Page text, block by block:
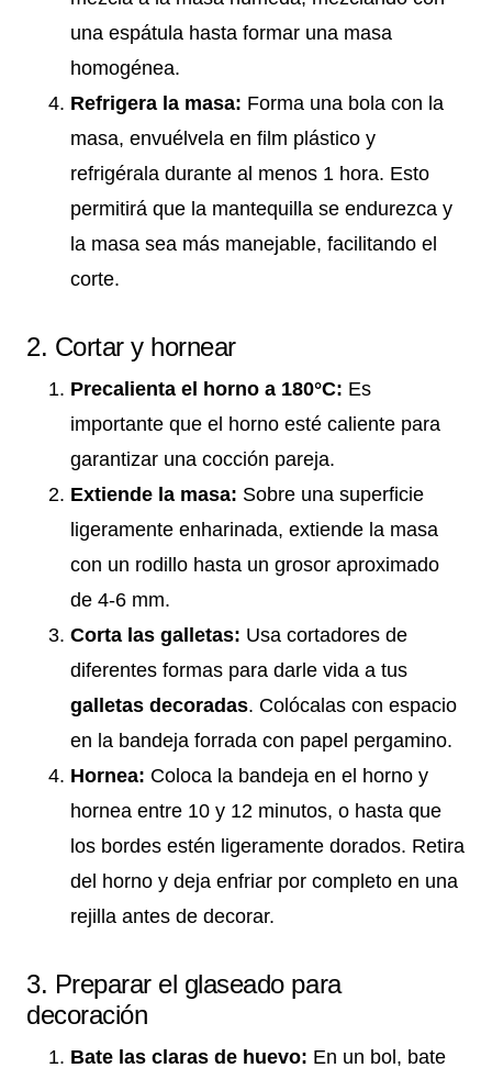
una espátula hasta formar una masa
homogénea.
Refrigera la masa: Forma una bola con la
masa, envuélvela en film plástico y
refrigérala durante al menos 1 hora. Esto
permitirá que la mantequilla se endurezca y
la masa sea más manejable, facilitando el
corte.
2. Cortar y hornear
Precalienta el horno a 180°C: Es
importante que el horno esté caliente para
garantizar una cocción pareja.
Extiende la masa: Sobre una superficie
ligeramente enharinada, extiende la masa
con un rodillo hasta un grosor aproximado
de 4-6 mm.
Corta las galletas: Usa cortadores de
diferentes formas para darle vida a tus
galletas decoradas. Colócalas con espacio
en la bandeja forrada con papel pergamino.
Hornea: Coloca la bandeja en el horno y
hornea entre 10 y 12 minutos, o hasta que
los bordes estén ligeramente dorados. Retira
del horno y deja enfriar por completo en una
rejilla antes de decorar.
3. Preparar el glaseado para
decoración
Bate las claras de huevo: En un bol, bate